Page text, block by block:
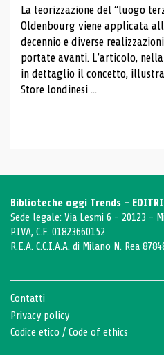
La teorizzazione del “luogo
Oldenbourg viene applicata
decennio e diverse
portate avanti. L’articolo,
in dettaglio il concetto,
Store londinesi ...
Biblioteche oggi Trends -
Sede legale: Via Lesmi 6 - 20123 -
P.IVA, C.F. 01823660152
R.E.A. C.C.I.A.A. di Milano N. Rea
Contatti
Privacy policy
Codice etico / Code of ethics